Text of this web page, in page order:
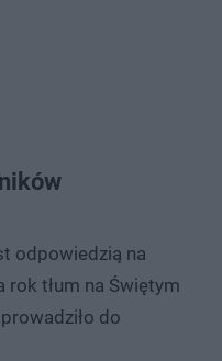
odpowiedzią na
rok tłum na Świętym
do